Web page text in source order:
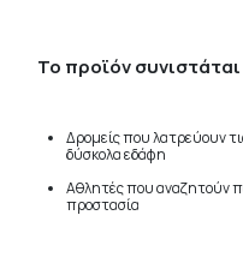
Το προϊόν συνιστάται
Δρομείς που λατρεύουν
δύσκολα εδάφη
Αθλητές που αναζητούν
προστασία